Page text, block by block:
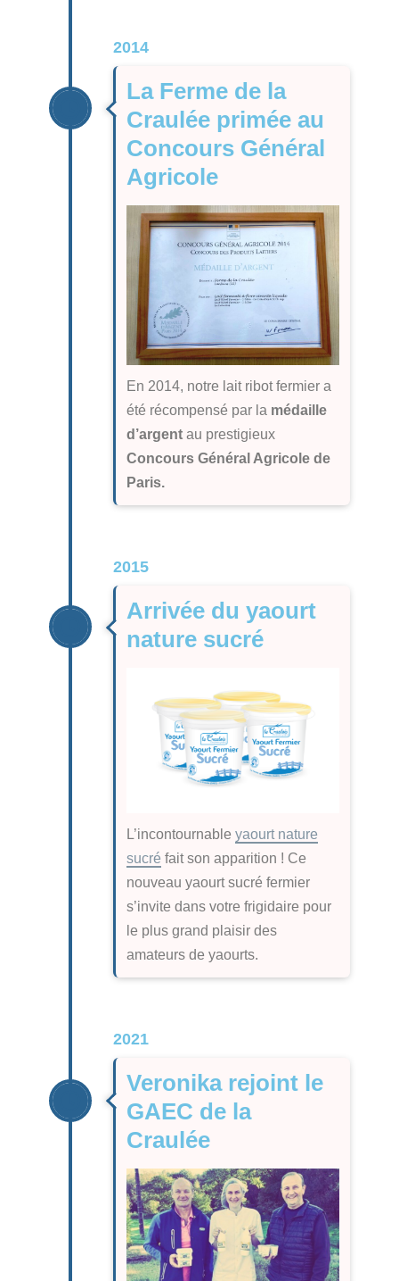
2014
La Ferme de la
Craulée primée au
Concours Général
Agricole
En 2014, notre lait ribot fermier a
été récompensé par la médaille
d’argent au prestigieux
Concours Général Agricole de
Paris.
2015
Arrivée du yaourt
nature sucré
L’incontournableyaourt nature
sucré fait son apparition ! Ce
nouveau yaourt sucré fermier
s’invite dans votre frigidaire pour
le plus grand plaisir des
amateurs de yaourts.
2021
Veronika rejoint le
GAEC de la
Craulée